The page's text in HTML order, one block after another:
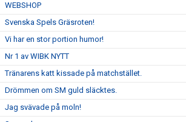
WEBSHOP
Svenska Spels Gräsroten!
Vi har en stor portion humor!
Nr 1 av WIBK NYTT
Tränarens katt kissade på matchstället.
Drömmen om SM guld släcktes.
Jag svävade på moln!